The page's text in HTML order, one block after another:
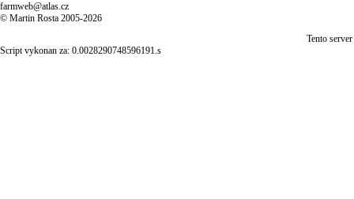
farmweb@atlas.cz
© Martin Rosta 2005-2026
Tento
Script vykonan za: 0.0028290748596191.s